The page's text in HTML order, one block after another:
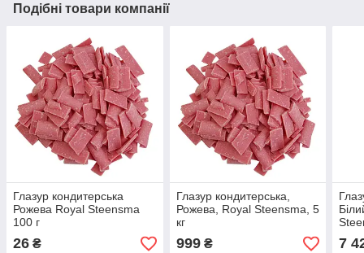
Подібні товари компанії
Глазур кондитерська
Рожева Royal Steensma
100 г
26 ₴
Глазур кондитерська,
Рожева, Royal Steensma, 5
кг
999₴ 7